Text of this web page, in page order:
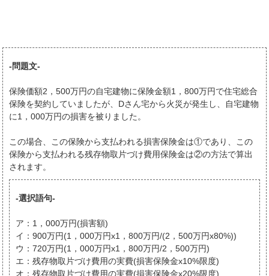
-問題文-
保険価額2，500万円の自宅建物に保険金額1，800万円で住宅総合
保険を契約していましたが、Dさん宅から火災が発生し、自宅建物
に1，000万円の損害を被りました。
この場合、この保険から支払われる損害保険金は①であり、この
保険から支払われる残存物取片づけ費用保険金は②の方法で算出
されます。
-選択語句-
ア：1，000万円(損害額)
イ：900万円(1，000万円x1，800万円/(2，500万円x80%))
ウ：720万円(1，000万円x1，800万円/2，500万円)
エ：残存物取片づけ費用の実費(損害保険金x10%限度)
オ：残存物取片づけ費用の実費(損害保険金x20%限度)